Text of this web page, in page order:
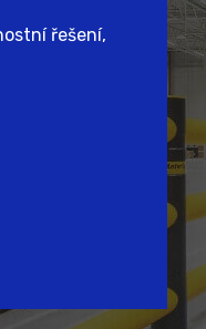
řešení,